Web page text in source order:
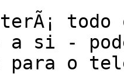
terÃ¡
a si -
o